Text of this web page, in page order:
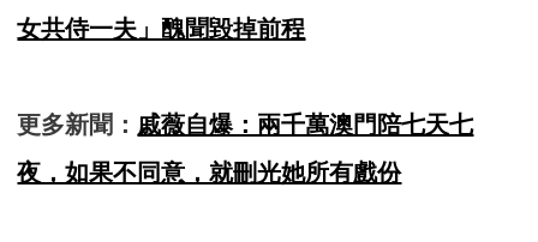
女共侍一夫」醜聞毀掉前程
更多新聞： 戚薇自爆：兩千萬澳門陪七天七
夜，如果不同意，就刪光她所有戲份